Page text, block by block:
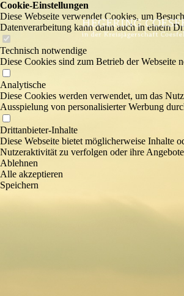
Cookie-Einstellungen
Diese Webseite verwendet Cookies, um
Datenverarbeitung kann dann auch in einem
Technisch notwendige
Diese Cookies sind zum Betrieb der Webseite
Analytische
Diese Cookies werden verwendet, um das
Ausspielung von personalisierter Werbung
Drittanbieter-Inhalte
Diese Webseite bietet möglicherweise Inhalte
Nutzeraktivität zu verfolgen oder ihre
Ablehnen
Alle akzeptieren
Speichern